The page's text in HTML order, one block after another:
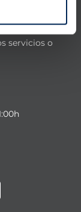
servicios o